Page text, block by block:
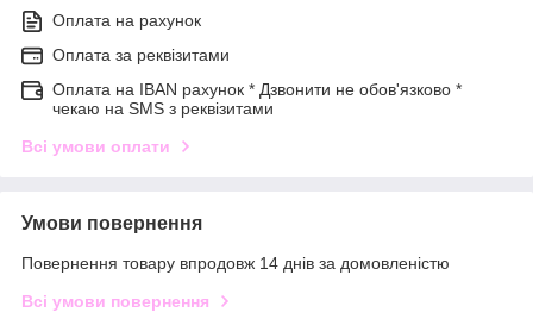
Оплата на рахунок
Оплата за реквізитами
Оплата на IBAN рахунок * Дзвонити не обов'язково *
чекаю на SMS з реквізитами
Всі умови оплати
Умови повернення
Повернення товару впродовж 14 днів за домовленістю
Всі умови повернення